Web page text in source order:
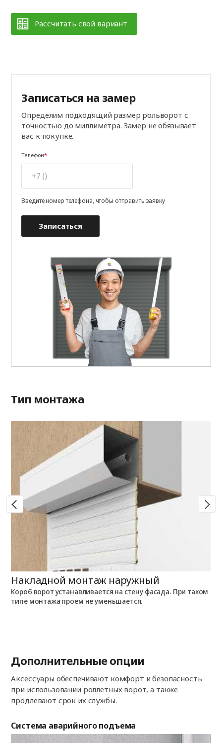
Рассчитать свой вариант
Записаться на замер
Определим подходящий размер рольворот с
точностью до миллиметра. Замер не обязывает
вас к покупке.
Телефон
Введите номер телефона, чтобы отправить заявку
Записаться
Тип монтажа
Накладной монтаж наружный
Короб ворот устанавливается на стену фасада. При таком
типе монтажа проем не уменьшается.
Дополнительные опции
Аксессуары обеспечивают комфорт и безопасность
при использовании роллетных ворот, а также
продлевают срок их службы.
Система аварийного подъема